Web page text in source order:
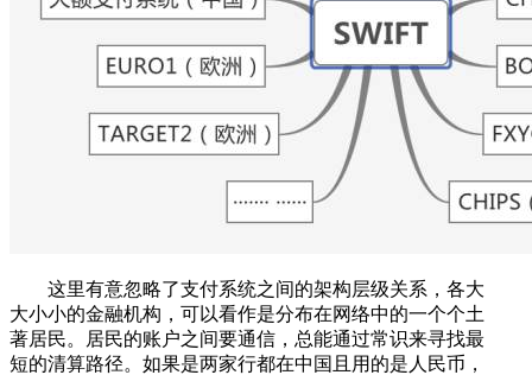
这里有意忽略了支付系统之间的架构层级关系，各大
大小小的金融机构，可以看作是分布在网络中的一个个土
著居民。居民的账户之间要通信，总能通过常识来寻找最
短的清算路径。如果是两家行都在中国且用的是人民币，